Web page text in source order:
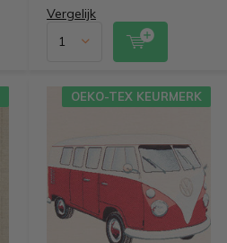
Vergelijk
OEKO-TEX KEURMERK